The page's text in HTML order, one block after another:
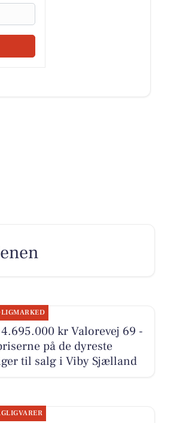
kr Valorevej 69 -
på de dyreste
til salg i Viby Sjælland